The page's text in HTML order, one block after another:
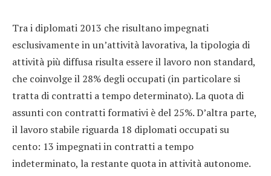
Tra i diplomati 2013 che risultano impegnati
esclusivamente in un’attività lavorativa, la tipologia di
attività più diffusa risulta essere il lavoro non standard,
che coinvolge il 28% degli occupati (in particolare si
tratta di contratti a tempo determinato). La quota di
assunti con contratti formativi è del 25%. D’altra parte,
il lavoro stabile riguarda 18 diplomati occupati su
cento: 13 impegnati in contratti a tempo
indeterminato, la restante quota in attività autonome.